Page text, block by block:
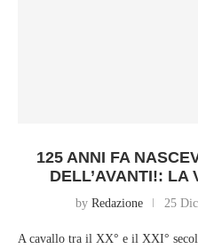
125 ANNI FA
DELL’AVANTI!: LA
by Redazione 25
A cavallo tra il XX° e il XXI°